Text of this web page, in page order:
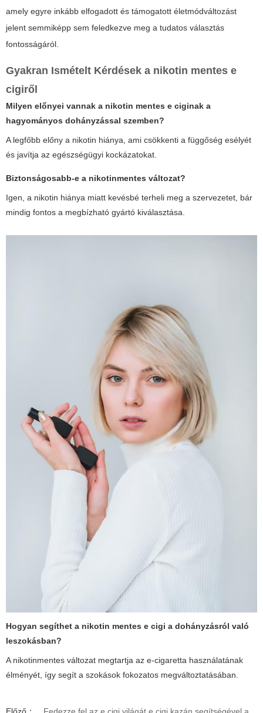
amely egyre inkább elfogadott és támogatott életmódváltozást
jelent semmiképp sem feledkezve meg a tudatos választás
fontosságáról.
Gyakran Ismételt Kérdések a nikotin mentes e
cigiről
Milyen előnyei vannak a nikotin mentes e ciginak a
hagyományos dohányzással szemben?
A legfőbb előny a nikotin hiánya, ami csökkenti a függőség esélyét
és javítja az egészségügyi kockázatokat.
Biztonságosabb-e a nikotinmentes változat?
Igen, a nikotin hiánya miatt kevésbé terheli meg a szervezetet, bár
mindig fontos a megbízható gyártó kiválasztása.
Hogyan segíthet a nikotin mentes e cigi a dohányzásról való
leszokásban?
A nikotinmentes változat megtartja az e-cigaretta használatának
élményét, így segít a szokások fokozatos megváltoztatásában.